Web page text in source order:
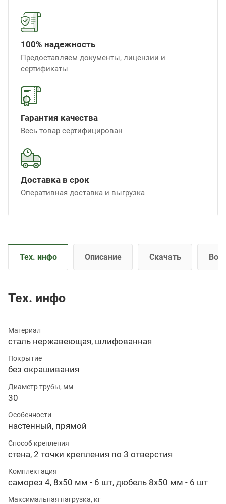
100% надежность
Предоставляем документы, лицензии и
сертификаты
Гарантия качества
Весь товар сертифицирован
Доставка в срок
Оперативная доставка и выгрузка
Тех. инфо Описание Скачать
Тех. инфо
Материал
сталь нержавеющая, шлифованная
Покрытие
без окрашивания
Диаметр трубы, мм
30
Особенности
настенный, прямой
Способ крепления
стена, 2 точки крепления по 3 отверстия
Комплектация
саморез 4, 8х50 мм - 6 шт, дюбель 8х50 мм - 6 шт
Максимальная нагрузка, кг